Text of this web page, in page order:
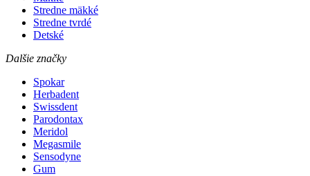
Stredne mäkké
Stredne tvrdé
Detské
Dalšie značky
Spokar
Herbadent
Swissdent
Parodontax
Meridol
Megasmile
Sensodyne
Gum